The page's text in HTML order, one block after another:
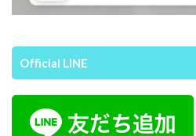
Official LINE